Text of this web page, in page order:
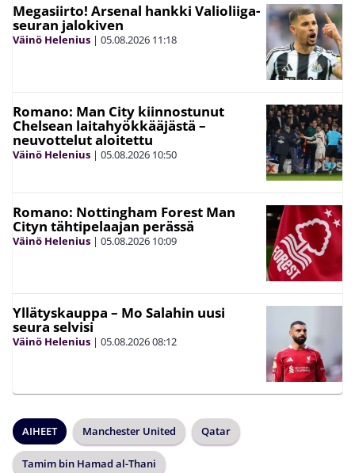
Megasiirto! Arsenal hankki Valioliiga-
seuran jalokiven
Väinö Helenius | 05.08.2026 11:18
Romano: Man City kiinnostunut
Chelsean laitahyökkääjästä –
neuvottelut aloitettu
Väinö Helenius | 05.08.2026 10:50
Romano: Nottingham Forest Man
Cityn tähtipelaajan perässä
Väinö Helenius | 05.08.2026 10:09
Yllätyskauppa – Mo Salahin uusi
seura selvisi
Väinö Helenius | 05.08.202608:12
AIHEET Manchester United Qatar
Tamim bin Hamad al-Thani